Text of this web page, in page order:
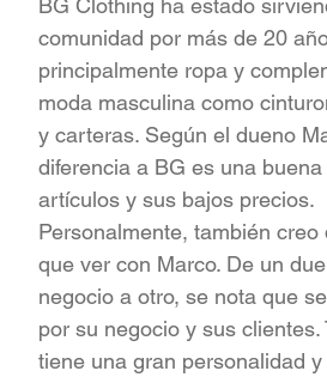
BG Clothing ha estado
comunidad por más de 20
principalmente ropa y
moda masculina como
y carteras. Según el dueno
diferencia a BG es una
artículos y sus bajos precios.
Personalmente, también creo
que ver con Marco. De un
negocio a otro, se nota que
por su negocio y sus clientes.
tiene una gran personalidad